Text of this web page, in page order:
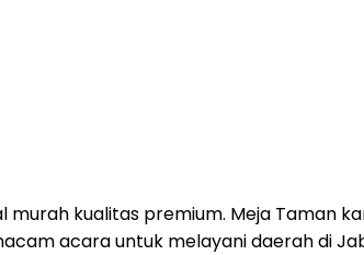
kualitas premium. Meja Taman
acara untuk melayani daerah di